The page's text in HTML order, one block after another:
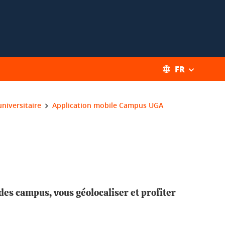
FR
Application mobile Campus UGA
campus, vous géolocaliser et profiter